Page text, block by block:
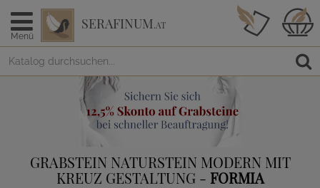
Menü
SERAFINUM.AT
GRABSTEIN NATURSTEIN MODERN MIT
KREUZ GESTALTUNG - FORMIA